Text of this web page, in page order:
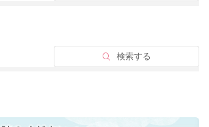
2023/6/19 23:37
検索する